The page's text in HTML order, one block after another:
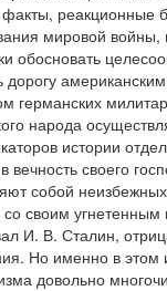
реакционные
мировой
обосновать
дорогу
германских
народа
истории
вечность своего
собой
своим
И. В. Сталин,
Но именно в этом
довольно